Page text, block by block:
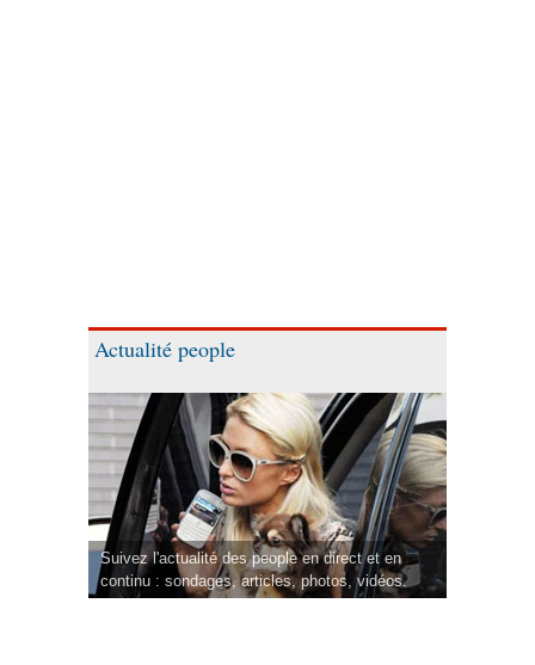
Actualité people
Suivez l'actualité des people en direct et en
continu : sondages, articles, photos, vidéos.